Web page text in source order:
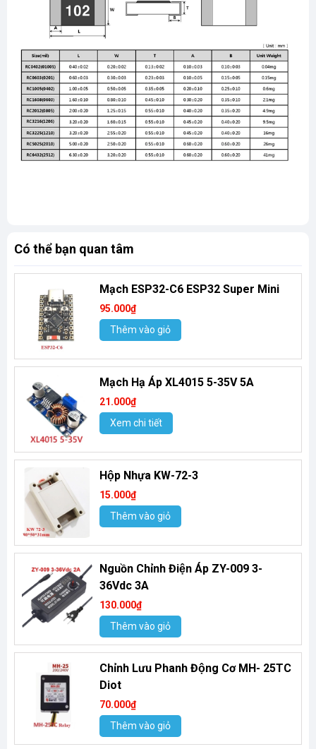
Có thể bạn quan tâm
Mạch ESP32-C6 ESP32 Super Mini
95.000₫
Thêm vào giỏ
Mạch Hạ Áp XL4015 5-35V 5A
21.000₫
Xem chi tiết
Hộp Nhựa KW-72-3
15.000₫
Thêm vào giỏ
Nguồn Chỉnh Điện Áp ZY-009 3-
36Vdc 3A
130.000₫
Thêm vào giỏ
Chỉnh Lưu Phanh Động Cơ MH- 25TC
Diot
70.000₫
Thêm vào giỏ